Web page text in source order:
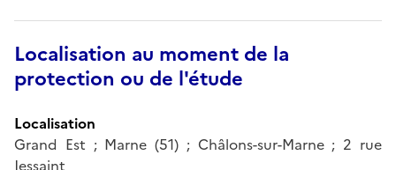
Localisation au moment de la
protection ou de l'étude
Localisation
Grand Est ; Marne (51) ; Châlons-sur-Marne ; 2 rue
Jessaint